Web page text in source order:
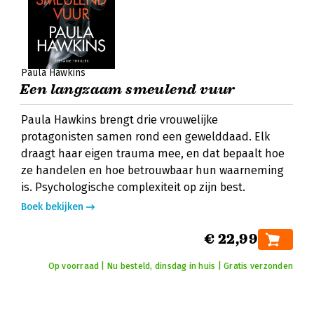
Paula Hawkins
Een langzaam smeulend vuur
Paula Hawkins brengt drie vrouwelijke
protagonisten samen rond een gewelddaad. Elk
draagt haar eigen trauma mee, en dat bepaalt hoe
ze handelen en hoe betrouwbaar hun waarneming
is. Psychologische complexiteit op zijn best.
Boek bekijken
€ 22,99
Op voorraad | Nu besteld, dinsdag in huis | Gratis verzonden